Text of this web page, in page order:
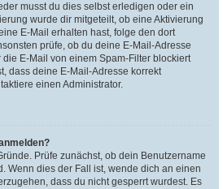
musst du dies selbst erledigen oder ein
wurde dir mitgeteilt, ob eine Aktivierung
E-Mail erhalten hast, folge den dort
prüfe, ob du deine E-Mail-Adresse
E-Mail von einem Spam-Filter blockiert
dass deine E-Mail-Adresse korrekt
einen Administrator.
Prüfe zunächst, ob dein Benutzername
Wenn dies der Fall ist, wende dich an einen
dass du nicht gesperrt wurdest. Es